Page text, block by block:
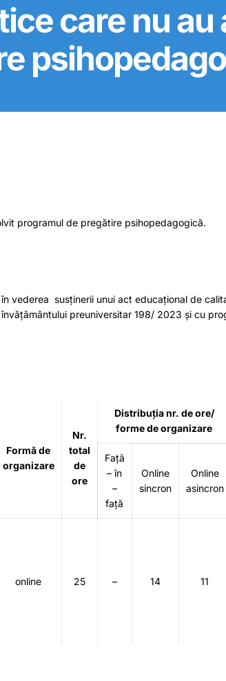
care nu
programul de pregătire psihopedagogică.
vederea susținerii unui act educațional de
preuniversitar 198/ 2023 și cu
Formă de
organizare
Nr.
total
de
ore
Distribuția nr. de ore/
forme de organizare
Față
– în
–
față
Online
sincron
Online
asincron
online 25 – 14 11